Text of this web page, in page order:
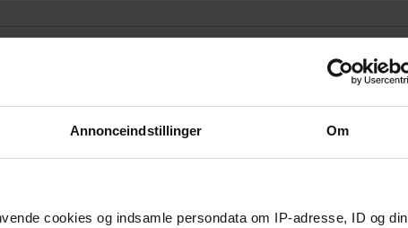
Annonceindstillinger Om
cookies og indsamle persondata om IP-adresse, ID og din
danhostel